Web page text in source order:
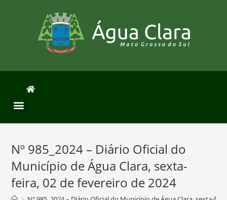
Nº 985_2024 – Diário Oficial do
Município de Água Clara, sexta-
feira, 02 de fevereiro de 2024